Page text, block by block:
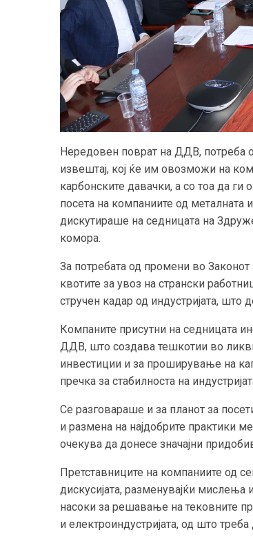
Нередовен поврат на ДДВ, потреба
извештај, кој ќе им овозможи на
карбонските давачки, а со тоа да ги
посета на компаниите од металната
дискутираше на седницата на
комора.
За потребата од промени во
квотите за увоз на странски
стручен кадар од индустријата,
Компаните присутни на седницата
ДДВ, што создава тешкотии во
инвестиции и за проширување на
пречка за стабилноста на
Се разговараше и за планот за
и размена на најдобрите практики
очекува да донесе значајни
Претставниците на компаниите од
дискусијата, разменувајќи
насоки за решавање на тековните
и електроиндустријата, од што